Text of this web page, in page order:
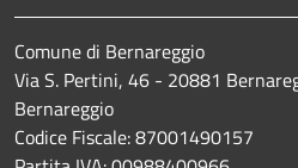
Comune di Bernareggio
Via S. Pertini, 46 - 20881
Bernareggio
Codice Fiscale: 87001490157